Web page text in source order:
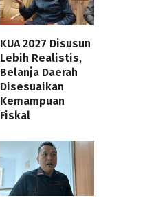
KUA 2027 Disusun
Lebih Realistis,
Belanja Daerah
Disesuaikan
Kemampuan
Fiskal